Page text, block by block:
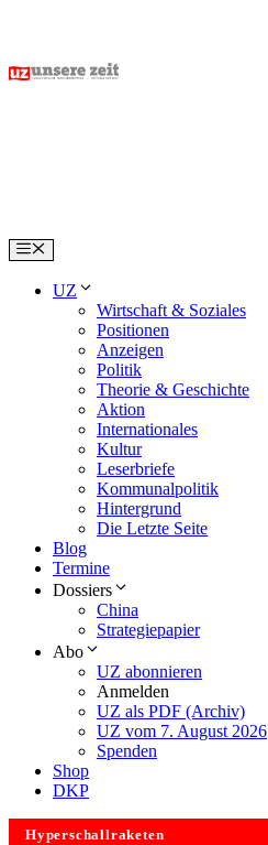
content
Menu
UZ
Wirtschaft & Soziales
Positionen
Anzeigen
Politik
Theorie & Geschichte
Aktion
Internationales
Kultur
Leserbriefe
Kommunalpolitik
Hintergrund
Die Letzte Seite
Blog
Termine
Dossiers
China
Strategiepapier
Abo
UZ abonnieren
Anmelden
UZ als PDF (Archiv)
UZ vom 7. August 2026
Spenden
Shop
DKP
Hyperschallraketen